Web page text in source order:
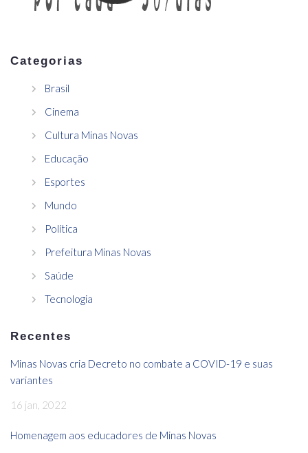
Categorias
Brasil
Cinema
Cultura Minas Novas
Educação
Esportes
Mundo
Política
Prefeitura Minas Novas
Saúde
Tecnologia
Recentes
Minas Novas cria Decreto no combate a COVID-19 e suas
variantes
16 jan, 2022
Homenagem aos educadores de Minas Novas